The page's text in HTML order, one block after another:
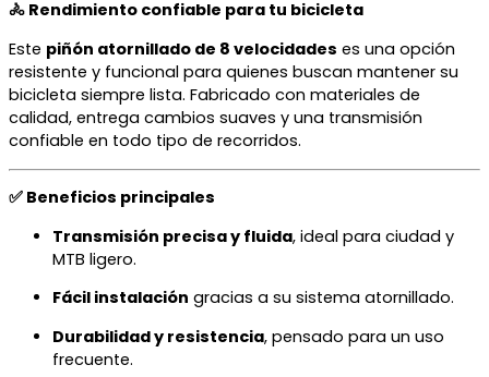
🚴 Rendimiento confiable para tu bicicleta
Este piñón atornillado de 8 velocidades es una opción
resistente y funcional para quienes buscan mantener su
bicicleta siempre lista. Fabricado con materiales de
calidad, entrega cambios suaves y una transmisión
confiable en todo tipo de recorridos.
✅ Beneficios principales
Transmisión precisa y fluida, ideal para ciudad y
MTB ligero.
Fácil instalación gracias a su sistema atornillado.
Durabilidad y resistencia, pensado para un uso
frecuente.